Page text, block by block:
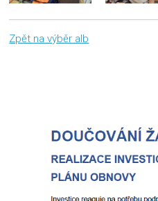
Zpět na výběr alb